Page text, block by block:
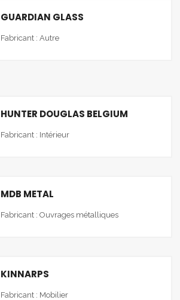
GUARDIAN GLASS
Fabricant : Autre
HUNTER DOUGLAS BELGIUM
Fabricant : Intérieur
MDB METAL
Fabricant : Ouvrages métalliques
KINNARPS
Fabricant : Mobilier